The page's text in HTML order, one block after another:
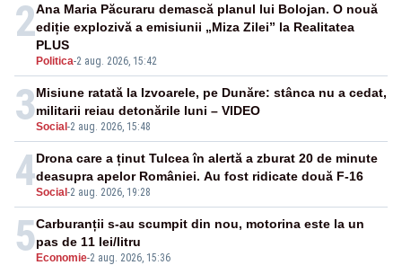
2
Politica-2 aug. 2026, 15:42
Ana Maria Păcuraru demască planul lui Bolojan. O nouă
ediție explozivă a emisiunii „Miza Zilei” la Realitatea
PLUS
3Social -2 aug. 2026, 15:48
Misiune ratată la Izvoarele, pe Dunăre: stânca nu a cedat,
militarii reiau detonările luni – VIDEO
4Social -2 aug. 2026, 19:28
Drona care a ținut Tulcea în alertă a zburat 20 de minute
deasupra apelor României. Au fost ridicate două F-16
5 Economie-2 aug. 2026, 15:36
Carburanții s-au scumpit din nou, motorina este la un
pas de 11 lei/litru